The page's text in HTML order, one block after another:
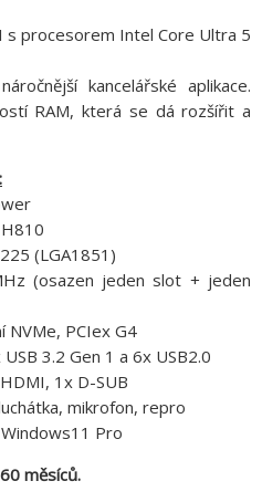
s procesorem Intel Core Ultra 5
kancelářské aplikace.
RAM, která se dá rozšířit a
(LGA1851)
(osazen jeden slot + jeden
NVMe, PCIex G4
3.2 Gen 1 a 6x USB2.0
1x D-SUB
mikrofon, repro
Pro
měsíců.